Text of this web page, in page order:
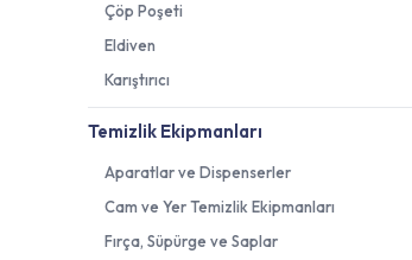
Çöp Poşeti
Eldiven
Karıştırıcı
Temizlik Ekipmanları
Aparatlar ve Dispenserler
Cam ve Yer Temizlik Ekipmanları
Fırça, Süpürge ve Saplar